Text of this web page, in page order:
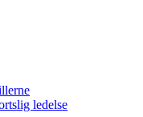
ledelse